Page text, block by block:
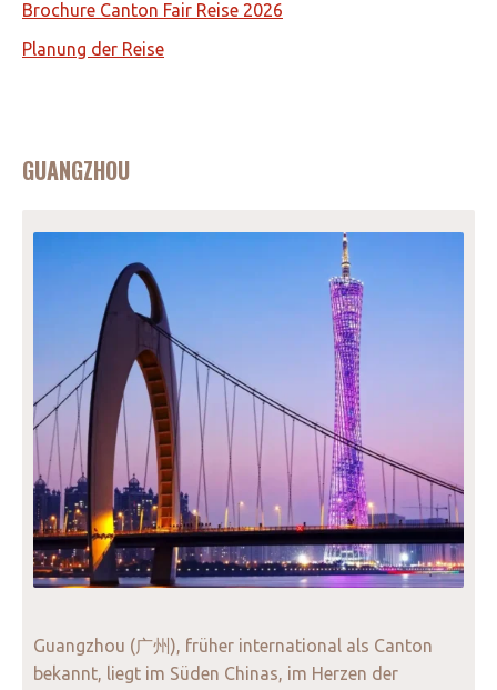
Brochure Canton Fair Reise 2026
Planung der Reise
GUANGZHOU
Guangzhou (广州), früher international als Canton
bekannt, liegt im Süden Chinas, im Herzen der